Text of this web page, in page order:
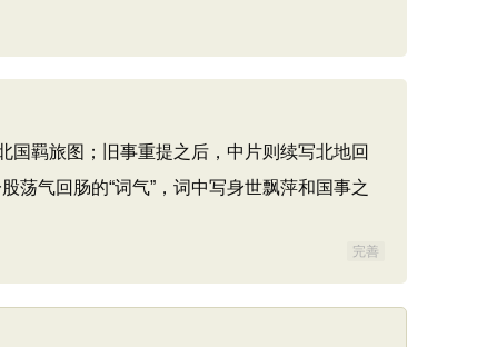
羁旅图；旧事重提之后，中片则续写北地回
荡气回肠的“词气”，词中写身世飘萍和国事之
完善